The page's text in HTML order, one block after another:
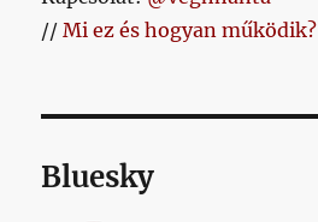
//Mi ez és hogyan működik?
Bluesky